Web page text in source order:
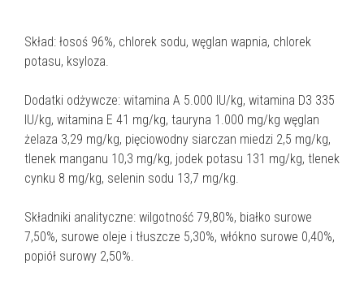
Skład: łosoś 96%, chlorek sodu, węglan wapnia, chlorek
potasu, ksyloza.
Dodatki odżywcze: witamina A 5.000 IU/kg, witamina D3 335
IU/kg, witamina E 41 mg/kg, tauryna 1.000 mg/kg węglan
żelaza 3,29 mg/kg, pięciowodny siarczan miedzi 2,5 mg/kg,
tlenek manganu 10,3 mg/kg, jodek potasu 131 mg/kg, tlenek
cynku 8 mg/kg, selenin sodu 13,7 mg/kg.
Składniki analityczne: wilgotność 79,80%, białko surowe
7,50%, surowe oleje i tłuszcze 5,30%, włókno surowe 0,40%,
popiół surowy 2,50%.